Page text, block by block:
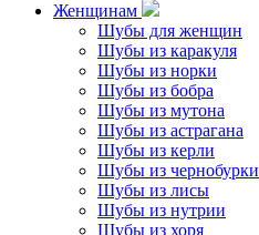
Женщинам
Шубы для женщин
Шубы из каракуля
Шубы из норки
Шубы из бобра
Шубы из мутона
Шубы из астрагана
Шубы из керли
Шубы из чернобурки
Шубы из лисы
Шубы из нутрии
Шубы из хоря